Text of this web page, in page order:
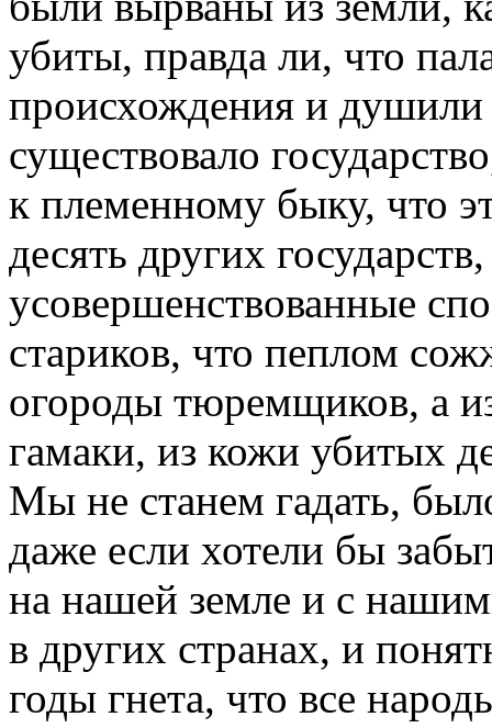
убиты, правда ли, что
происхождения и душили
существовало
к племенному быку, что
десять других
усовершенствованные
стариков, что пеплом
огороды тюремщиков, а
гамаки, из кожи убитых
Мы не станем гадать,
даже если хотели бы
на нашей земле и с
в других странах, и
годы гнета, что все